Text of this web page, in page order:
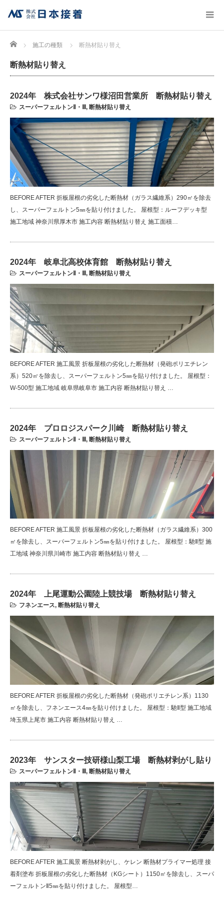
Home 施工の種類 断熱材貼り替え
断熱材貼り替え
2024年 株式会社サンワ様沼田営業所 断熱材貼り替え
スーパーフェルトンⅡ・Ⅲ , 断熱材貼り替え
BEFORE AFTER 折板屋根の劣化した断熱材（ガラス繊維系）290㎡を除去
し、スーパーフェルトン5㎜を貼り付けました。 屋根型：ルーフデッキ型
施工地域 神奈川県厚木市 施工内容 断熱材貼り替え 施工面積…
2024年 岐阜北高校体育館 断熱材貼り替え
スーパーフェルトンⅡ・Ⅲ, 断熱材貼り替え
BEFORE AFTER 施工風景 折板屋根の劣化した断熱材（発砲ポリエチレン
系）520㎡を除去し、スーパーフェルトン5㎜を貼り付けました。 屋根型：
W-500型 施工地域 岐阜県岐阜市 施工内容 断熱材貼り替え …
2024年 プロロジスパーク川崎 断熱材貼り替え
スーパーフェルトンⅡ・Ⅲ, 断熱材貼り替え
BEFORE AFTER 施工風景 折板屋根の劣化した断熱材（ガラス繊維系）300
㎡を除去し、スーパーフェルトン5㎜を貼り付けました。 屋根型：馳Ⅱ型 施
工地域 神奈川県川崎市 施工内容 断熱材貼り替え …
2024年 上尾運動公園陸上競技場 断熱材貼り替え
フネンエース, 断熱材貼り替え
BEFORE AFTER 折板屋根の劣化した断熱材（発砲ポリエチレン系）1130
㎡を除去し、フネンエース4㎜を貼り付けました。 屋根型：馳Ⅱ型 施工地域
埼玉県上尾市 施工内容 断熱材貼り替え …
2023年 サンスター技研様山梨工場 断熱材剥がし貼り
スーパーフェルトンⅡ・Ⅲ , 断熱材貼り替え
BEFORE AFTER 施工風景 断熱材剥がし、ケレン 断熱材プライマー処理 接
着剤塗布 折板屋根の劣化した断熱材（KGシート）1150㎡を除去し、スーパ
ーフェルトンⅡ5㎜を貼り付けました。 屋根型…